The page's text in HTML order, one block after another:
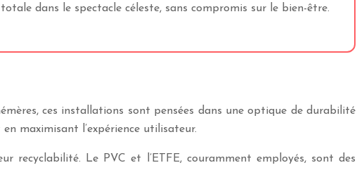
dans le spectacle céleste, sans compromis sur le bien-être.
ces installations sont pensées dans une optique de durabilité
maximisant l’expérience utilisateur.
recyclabilité. Le PVC et l’ETFE, couramment employés, sont des